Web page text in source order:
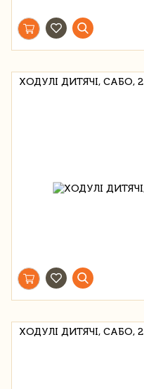
ХОДУЛІ ДИТЯЧІ, САБО,
ХОДУЛІ ДИТЯЧІ, САБО,